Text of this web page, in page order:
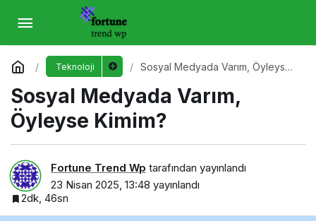
Teknoloji
Sosyal Medyada Varım, Öyleyse
Sosyal Medyada Varım,
Öyleyse Kimim?
Fortune Trend Wp tarafından yayınlandı
23 Nisan 2025, 13:48 yayınlandı
2dk, 46sn
Sosyal Medyada Varım, Öyleyse Kimim?
Yorum Yap